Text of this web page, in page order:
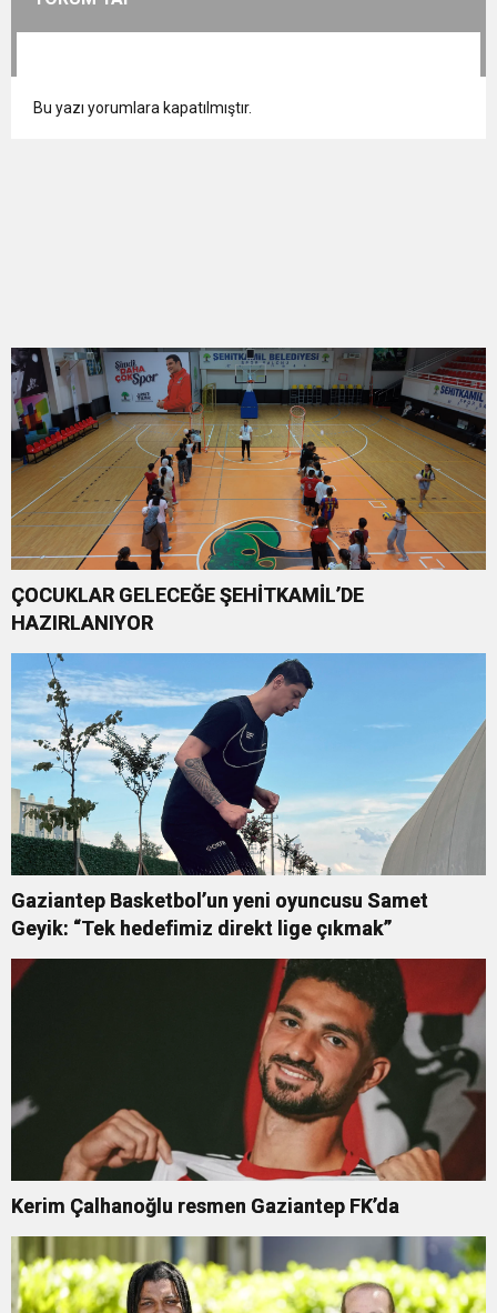
Bu yazı yorumlara kapatılmıştır.
ÇOCUKLAR GELECEĞE ŞEHİTKAMİL’DE
HAZIRLANIYOR
Gaziantep Basketbol’un yeni oyuncusu Samet
Geyik: “Tek hedefimiz direkt lige çıkmak”
Kerim Çalhanoğlu resmen Gaziantep FK’da